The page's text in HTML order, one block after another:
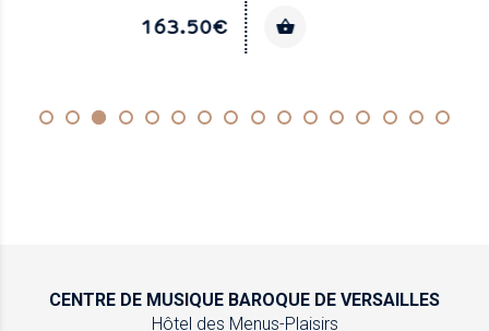
163.50€
CENTRE DE MUSIQUE BAROQUE DE VERSAILLES
Hôtel des Menus-Plaisirs